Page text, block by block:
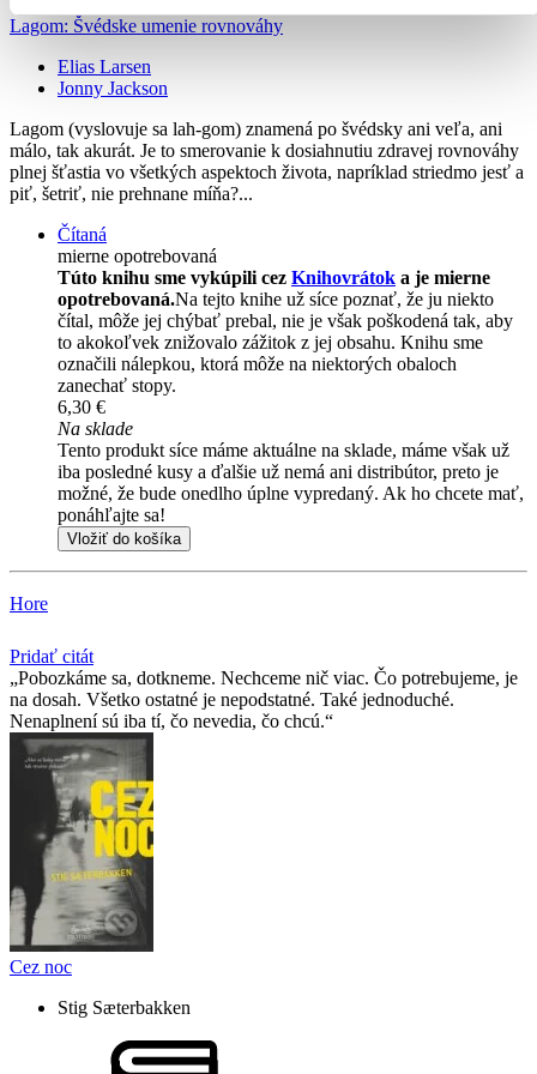
Lagom: Švédske umenie rovnováhy
Elias Larsen
Jonny Jackson
Lagom (vyslovuje sa lah-gom) znamená po švédsky ani veľa, ani
málo, tak akurát. Je to smerovanie k dosiahnutiu zdravej rovnováhy
plnej šťastia vo všetkých aspektoch života, napríklad striedmo jesť a
piť, šetriť, nie prehnane míňa?...
Čítaná
mierne opotrebovaná
Túto knihu sme vykúpili cez Knihovrátok a je mierne
opotrebovaná.Na tejto knihe už síce poznať, že ju niekto
čítal, môže jej chýbať prebal, nie je však poškodená tak, aby
to akokoľvek znižovalo zážitok z jej obsahu. Knihu sme
označili nálepkou, ktorá môže na niektorých obaloch
zanechať stopy.
6,30 €
Na sklade
Tento produkt síce máme aktuálne na sklade, máme však už
iba posledné kusy a ďalšie už nemá ani distribútor, preto je
možné, že bude onedlho úplne vypredaný. Ak ho chcete mať,
ponáhľajte sa!
Vložiť do košíka
Hore
Pridať citát
Pobozkáme sa, dotkneme. Nechceme nič viac. Čo potrebujeme, je
na dosah. Všetko ostatné je nepodstatné. Také jednoduché.
Nenaplnení sú iba tí, čo nevedia, čo chcú.
Cez noc
Stig Sæterbakken